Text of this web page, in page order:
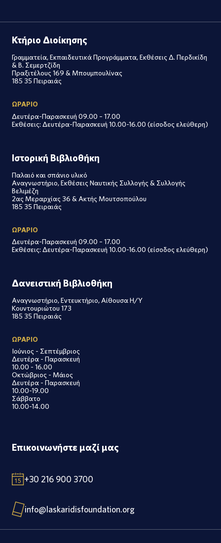
Κτήριο Διοίκησης
Γραμματεία, Εκπαιδευτικά Προγράμματα, Εκθέσεις Δ. Περδικίδη
& Β. Σεμερτζίδη
Πραξιτέλους 169 & Μπουμπουλίνας
185 35 Πειραιάς
ΩΡΑΡΙΟ
Δευτέρα-Παρασκευή 09.00 – 17.00
Εκθέσεις: Δευτέρα-Παρασκευή 10.00-16.00 (είσοδος ελεύθερη)
Ιστορική Βιβλιοθήκη
Παλαιό και σπάνιο υλικό
Αναγνωστήριο, Εκθέσεις Ναυτικής Συλλογής & Συλλογής
Βελιμέζη
2ας Μεραρχίας 36 & Ακτής Μουτσοπούλου
185 35 Πειραιάς
ΩΡΑΡΙΟ
Δευτέρα-Παρασκευή 09.00 – 17.00
Εκθέσεις: Δευτέρα-Παρασκευή 10.00-16.00 (είσοδος ελεύθερη)
Δανειστική Βιβλιοθήκη
Αναγνωστήριο, Εντευκτήριο, Αίθουσα Η/Υ
Κουντουριώτου 173
185 35 Πειραιάς
ΩΡΑΡΙΟ
Ιούνιος - Σεπτέμβριος
Δευτέρα - Παρασκευή
10.00 - 16.00
Οκτώβριος - Μάιος
Δευτέρα - Παρασκευή
10.00-19.00
Σάββατο
10.00-14.00
Επικοινωνήστε μαζί μας
+30 216 900 3700
info@laskaridisfoundation.org